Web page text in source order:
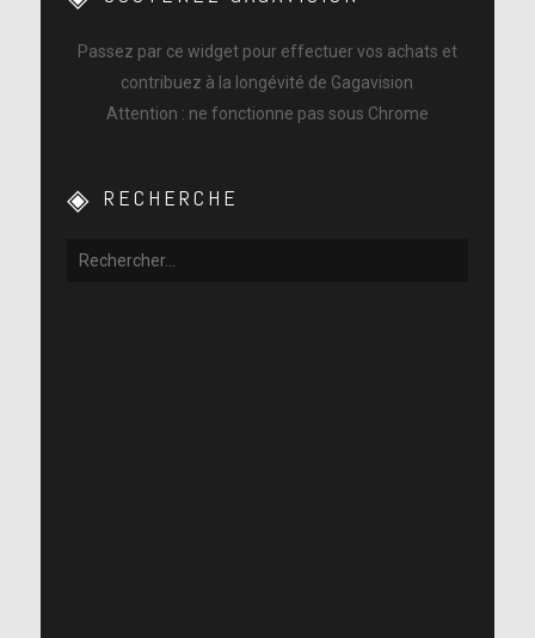
Passez par ce widget pour effectuer vos achats et
contribuez à la longévité de Gagavision
Attention : ne fonctionne pas sous Chrome
RECHERCHE